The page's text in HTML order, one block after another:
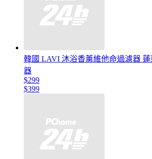
韓國 LAVI 沐浴香薰維他命過濾器
器
$299
$399